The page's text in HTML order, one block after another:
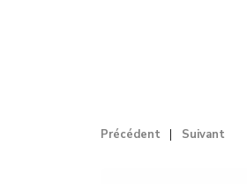
Précédent Suivant